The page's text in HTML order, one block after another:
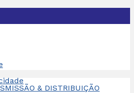
& DISTRIBUIÇÃO